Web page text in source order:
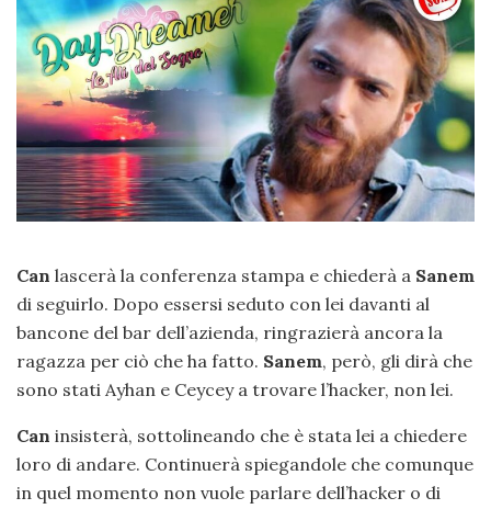
Can lascerà la conferenza stampa e chiederà a Sanem
di seguirlo. Dopo essersi seduto con lei davanti al
bancone del bar dell’azienda, ringrazierà ancora la
ragazza per ciò che ha fatto. Sanem, però, gli dirà che
sono stati Ayhan e Ceycey a trovare l’hacker, non lei.
Can insisterà, sottolineando che è stata lei a chiedere
loro di andare. Continuerà spiegandole che comunque
in quel momento non vuole parlare dell’hacker o di